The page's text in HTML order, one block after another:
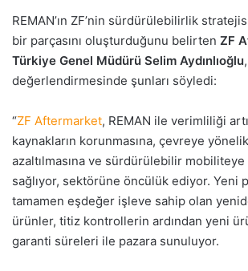
REMAN’ın ZF’nin sürdürülebilirlik
bir parçasını oluşturduğunu belirten ZF
Türkiye Genel Müdürü Selim Aydınlıoğlu
değerlendirmesinde şunları söyledi:
“ZF Aftermarket, REMAN ile verimliliği
kaynakların korunmasına, çevreye
azaltılmasına ve sürdürülebilir mobiliteye
sağlıyor, sektörüne öncülük ediyor. Yeni
tamamen eşdeğer işleve sahip olan
ürünler, titiz kontrollerin ardından yeni
garanti süreleri ile pazara sunuluyor.